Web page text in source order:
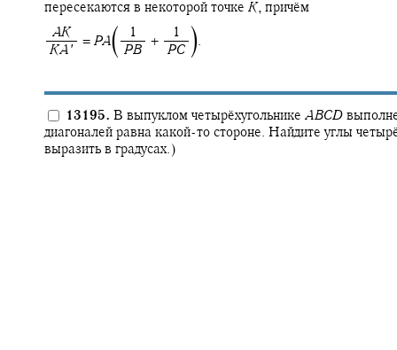
пересекаются в некоторой точке K, причём
AK
KA′
= PA⎹
‍ 1
PB
+ ‍
‍ 1
PC ⎺.
13195. В выпуклом четырёхугольнике ABCD
диагоналей равна какой-то стороне. Найдите углы
выразить в градусах.)